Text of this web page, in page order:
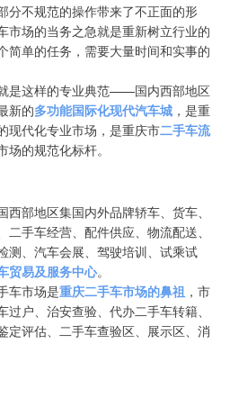
分不规范的操作带来了不正面的形
市场的当务之急就是重新树立行业的
简单的任务，需要大量时间和实事的
是这样的专业典范——国内西部地区
新的多功能国际化现代汽车城 ，是重
现代化专业市场，是重庆市二手车流
场的规范化标杆。
部地区集国内外品牌轿车、货车、
手车经营、配件供应、物流配送、
测、汽车会展、驾驶培训、试乘试
贸易及服务中心。
车市场是重庆二手车市场的鼻祖 ，市
户、治安查验、代办二手车转籍、
定评估、二手车查验区、展示区、消